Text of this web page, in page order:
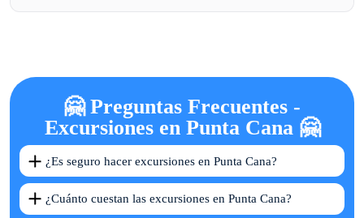
🤗 Preguntas Frecuentes -
Excursiones en Punta Cana 🤗
¿Es seguro hacer excursiones en Punta Cana?
¿Cuánto cuestan las excursiones en Punta Cana?